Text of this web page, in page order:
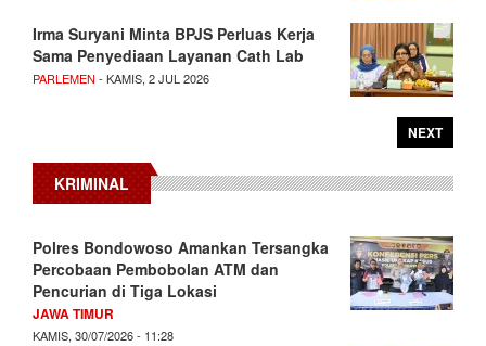
Irma Suryani Minta BPJS Perluas Kerja
Sama Penyediaan Layanan Cath Lab
PARLEMEN - KAMIS, 2 JUL 2026
NEXT
KRIMINAL
Polres Bondowoso Amankan Tersangka
Percobaan Pembobolan ATM dan
Pencurian di Tiga Lokasi
JAWA TIMUR
KAMIS, 30/07/2026 - 11:28